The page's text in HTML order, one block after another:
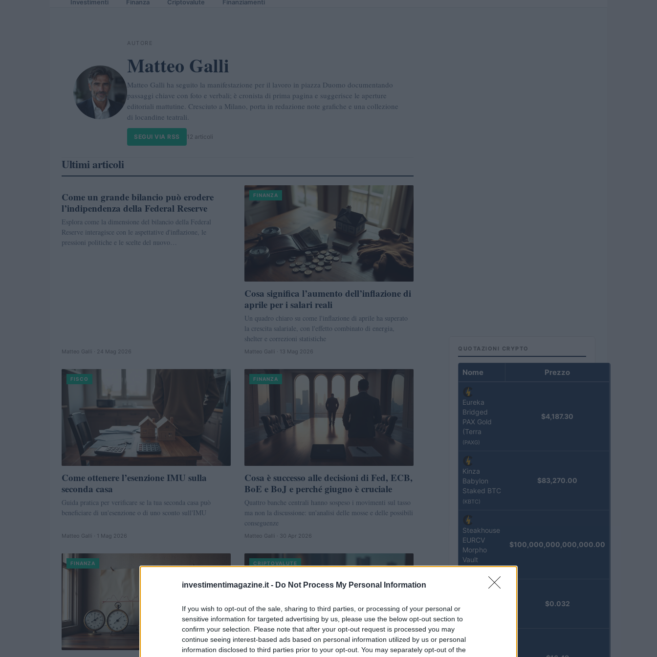
investimentimagazine.it - Do Not Process My Personal Information
If you wish to opt-out of the sale, sharing to third parties, or processing of your personal or
sensitive information for targeted advertising by us, please use the below opt-out section to
confirm your selection. Please note that after your opt-out request is processed you may
continue seeing interest-based ads based on personal information utilized by us or personal
information disclosed to third parties prior to your opt-out. You may separately opt-out of the
Investimenti Finanza Criptovalute Finanziamenti
AUTORE
Matteo Galli
Matteo Galli ha seguito la manifestazione per il lavoro in piazza Duomo documentando
passaggi chiave con foto e verbali; è cronista di prima pagina e suggerisce le aperture
editoriali mattutine. Cresciuto a Milano, porta in redazione note grafiche e una collezione
di locandine teatrali.
SEGUI VIA RSS 12 articoli
Ultimi articoli
FINANZA
Come un grande bilancio può erodere
l’indipendenza della Federal Reserve
Esplora come la dimensione del bilancio della Federal
Reserve interagisce con le aspettative d'inflazione, le
pressioni politiche e le scelte del nuovo…
Matteo Galli · 24 Mag 2026
FINANZA
Cosa significa l’aumento dell’inflazione di
aprile per i salari reali
Un quadro chiaro su come l'inflazione di aprile ha superato
la crescita salariale, con l'effetto combinato di energia,
shelter e correzioni statistiche
Matteo Galli · 13 Mag 2026
FISCO
Come ottenere l’esenzione IMU sulla
seconda casa
Guida pratica per verificare se la tua seconda casa può
beneficiare di un'esenzione o di uno sconto sull'IMU
Matteo Galli · 1 Mag 2026
FINANZA
Cosa è successo alle decisioni di Fed, ECB,
BoE e BoJ e perché giugno è cruciale
Quattro banche centrali hanno sospeso i movimenti sul tasso
ma non la discussione: un'analisi delle mosse e delle possibili
conseguenze
Matteo Galli · 30 Apr 2026
FINANZA CRIPTOVALUTE
QUOTAZIONI CRYPTO
Nome Prezzo
Eureka
Bridged
PAX Gold
(Terra
(PAXG)
$4,187.30
Kinza
Babylon
Staked BTC
(KBTC)
$83,270.00
Steakhouse
EURCV
Morpho
Vault
$100,000,000,000,000.00
(EPOCH)
$0.032
Stride